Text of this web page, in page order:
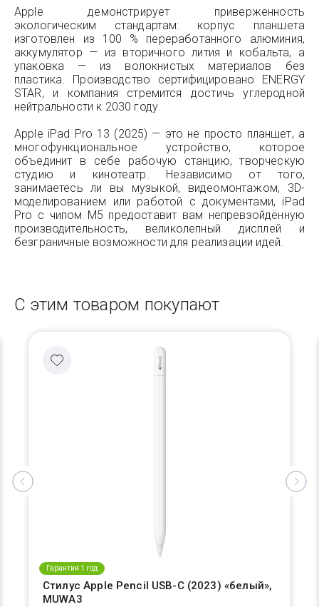
Apple демонстрирует приверженность
экологическим стандартам: корпус планшета
изготовлен из 100 % переработанного алюминия,
аккумулятор — из вторичного лития и кобальта, а
упаковка — из волокнистых материалов без
пластика. Производство сертифицировано ENERGY
STAR, и компания стремится достичь углеродной
нейтральности к 2030 году.
Apple iPad Pro 13 (2025) — это не просто планшет, а
многофункциональное устройство, которое
объединит в себе рабочую станцию, творческую
студию и кинотеатр. Независимо от того,
занимаетесь ли вы музыкой, видеомонтажом, 3D-
моделированием или работой с документами, iPad
Pro с чипом M5 предоставит вам непревзойдённую
производительность, великолепный дисплей и
безграничные возможности для реализации идей.
С этим товаром покупают
Гарантия 1 год
Стилус Apple Pencil USB-C (2023) «белый»,
MUWA3